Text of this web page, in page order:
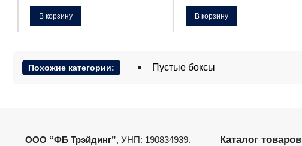
В корзину В корзину
Похожие категории: Пустые боксы
ООО “ФБ Трэйдинг”, УНП: 190834939.
Каталог товаров